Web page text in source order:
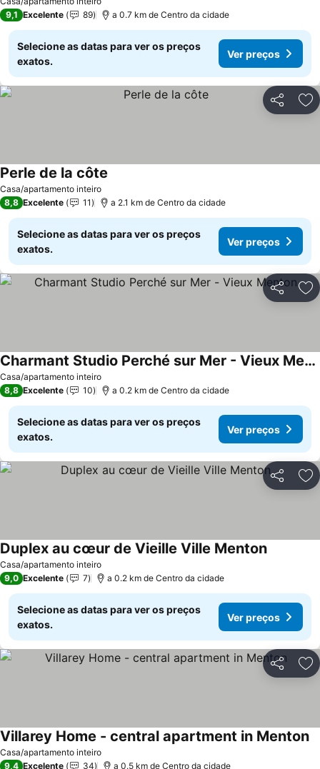
9,1 Excelente 89 a 0.7 km de Centro da cidade
Selecione as datas para ver os preços
exatos.
Ver preços
Partilhar
Casa/apartamento inteiro
Perle de la côte
8,8 Excelente 11 a 2.1 km de Centro da cidade
Selecione as datas para ver os preços
exatos.
Ver preços
Partilhar
Casa/apartamento inteiro
Charmant Studio Perché sur Mer - Vieux Menton
8,8 Excelente 10 a 0.2 km de Centro da cidade
Selecione as datas para ver os preços
exatos.
Ver preços
Partilhar
Casa/apartamento inteiro
Duplex au cœur de Vieille Ville Menton
9,0 Excelente 7 a 0.2 km de Centro da cidade
Selecione as datas para ver os preços
exatos.
Ver preços
Partilhar
Casa/apartamento inteiro
Villarey Home - central apartment in Menton
9,4 Excelente 34 a 0.5 km de Centro da cidade